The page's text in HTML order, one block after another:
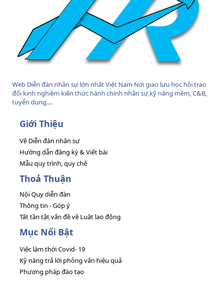
Web Diễn đàn nhân sự lớn nhất Việt Nam Nơi giao lưu học hỏi trao
đổi kinh nghiệm kiến thức hành chính nhân sự,kỹ năng mềm, C&B,
tuyển dụng....
Giới Thiệu
Về Diễn đàn nhân sự
Hướng dẫn đăng ký & Viết bài
Mẫu quy trình, quy chế
Thoả Thuận
Nội Quy diễn đàn
Thông tin - Góp ý
Tất tần tật vấn đề về Luật lao động
Mục Nổi Bật
Việc làm thời Covid- 19
Kỹ năng trả lời phỏng vấn hiệu quả
Phương pháp đào tạo